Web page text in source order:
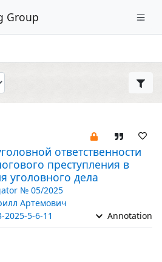
Group
ответственности
преступления в
уголовного дела
№ 05/2025
Артемович
2025-5-6-11 Annotation